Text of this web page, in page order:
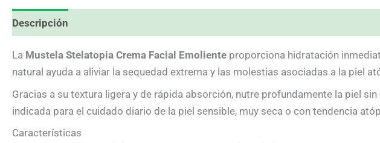
Descripción
La Mustela Stelatopia Crema Facial Emoliente proporciona hidratación
natural ayuda a aliviar la sequedad extrema y las molestias asociadas a la piel
Gracias a su textura ligera y de rápida absorción, nutre profundamente la piel
indicada para el cuidado diario de la piel sensible, muy seca o con tendencia
Características